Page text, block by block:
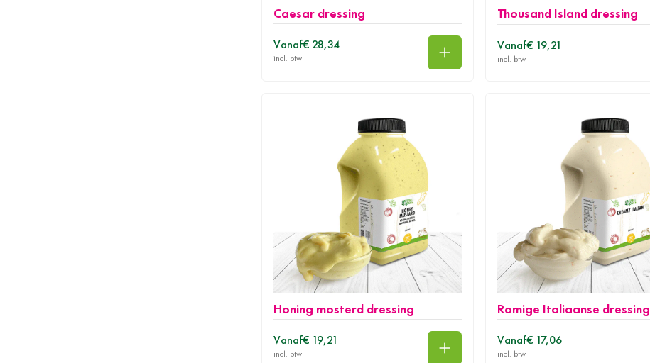
Caesar dressing
Vanaf€ 28,34
In winkelwagen
Thousand Island dressing
Vanaf€ 19,21
Honing mosterd dressing
Vanaf€ 19,21
In winkelwagen
Romige Italiaanse dressing
Vanaf€ 17,06